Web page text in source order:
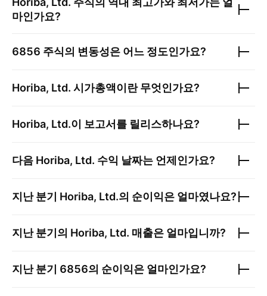
마인가요?
6856 주식의 변동성은 어느 정도인가요?
Horiba, Ltd. 시가총액이란 무엇인가요?
Horiba, Ltd.이 보고서를 릴리스하나요?
다음 Horiba, Ltd. 수익 날짜는 언제인가요?
지난 분기 Horiba, Ltd.의 순이익은 얼마였나요?
지난 분기의 Horiba, Ltd. 매출은 얼마입니까?
지난 분기 6856의 순이익은 얼마인가요?